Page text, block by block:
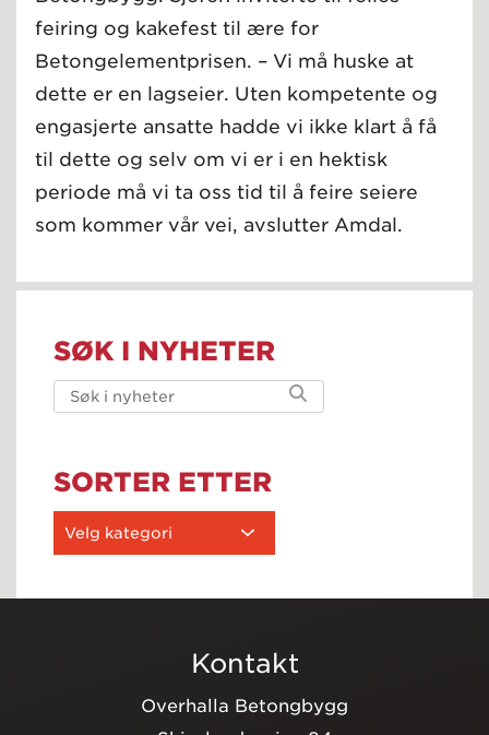
feiring og kakefest til ære for
Betongelementprisen. – Vi må huske at
dette er en lagseier. Uten kompetente og
engasjerte ansatte hadde vi ikke klart å få
til dette og selv om vi er i en hektisk
periode må vi ta oss tid til å feire seiere
som kommer vår vei, avslutter Amdal.
SØK I NYHETER
SORTER ETTER
Kontakt
Overhalla Betongbygg